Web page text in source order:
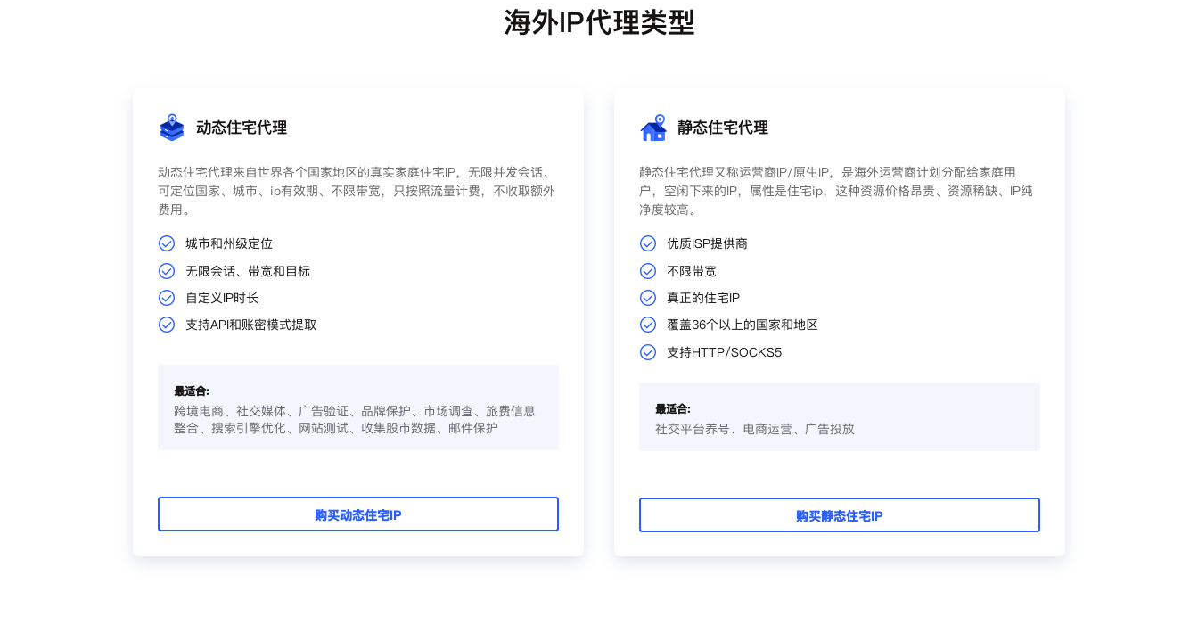
海外IP代理类型
动态住宅代理
动态住宅代理来自世界各个国家地区的真实家庭住宅IP，无限并发会话、
可定位国家、城市、ip有效期、不限带宽，只按照流量计费，不收取额外
费用。
城市和州级定位
无限会话、带宽和目标
自定义IP时长
支持API和账密模式提取
最适合:
跨境电商、社交媒体、广告验证、品牌保护、市场调查、旅费信息
整合、搜索引擎优化、网站测试、收集股市数据、邮件保护
购买动态住宅IP
静态住宅代理
静态住宅代理又称运营商IP/原生IP，是海外运营商计划分配给家庭用
户，空闲下来的IP，属性是住宅ip，这种资源价格昂贵、资源稀缺、IP纯
净度较高。
优质ISP提供商
不限带宽
真正的住宅IP
覆盖36个以上的国家和地区
支持HTTP/SOCKS5
最适合:
社交平台养号、电商运营、广告投放
购买静态住宅IP